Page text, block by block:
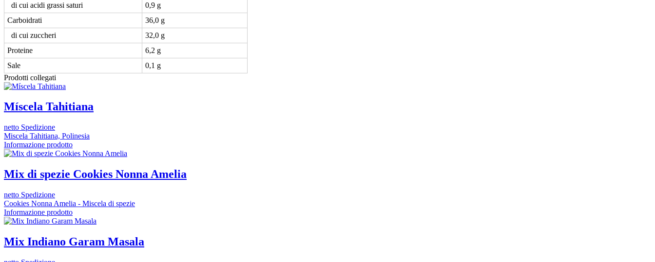
di cui acidi grassi saturi
0,9 g
Carboidrati
36,0 g
di cui zuccheri
32,0 g
Proteine
6,2 g
Sale
0,1 g
Prodotti collegati
Míscela Tahitiana
netto Spedizione
Miscela Tahitiana, Polinesia
Informazione prodotto
Mix di spezie Cookies Nonna Amelia
netto Spedizione
Cookies Nonna Amelia - Miscela di spezie
Informazione prodotto
Mix Indiano Garam Masala